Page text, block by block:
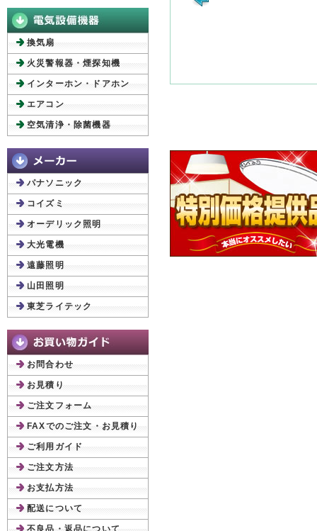
換気扇
火災警報器・煙探知機
インターホン・ドアホン
エアコン
空気清浄・除菌機器
パナソニック
コイズミ
オーデリック照明
大光電機
遠藤照明
山田照明
東芝ライテック
お問合わせ
お見積り
ご注文フォーム
FAXでのご注文・お見積り
ご利用ガイド
ご注文方法
お支払方法
配送について
不良品・返品について